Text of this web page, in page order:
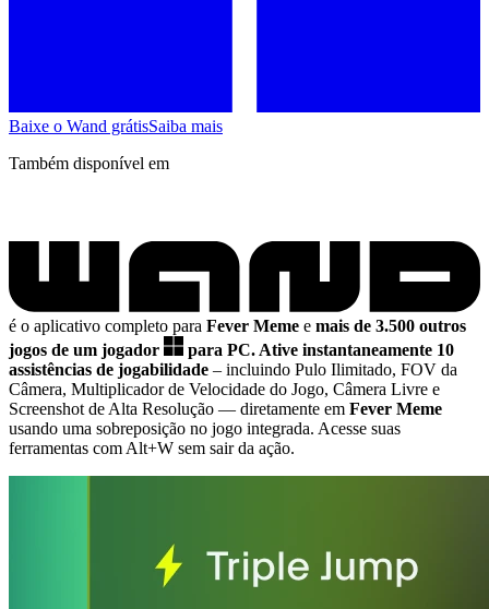
Baixe o Wand grátisSaiba mais
Também disponível em
é o aplicativo completo para Fever Meme e mais de 3.500 outros
jogos de um jogador
para PC. Ative instantaneamente 10
assistências de jogabilidade – incluindo Pulo Ilimitado, FOV da
Câmera, Multiplicador de Velocidade do Jogo, Câmera Livre e
Screenshot de Alta Resolução — diretamente em Fever Meme
usando uma sobreposição no jogo integrada. Acesse suas
ferramentas com Alt+W sem sair da ação.